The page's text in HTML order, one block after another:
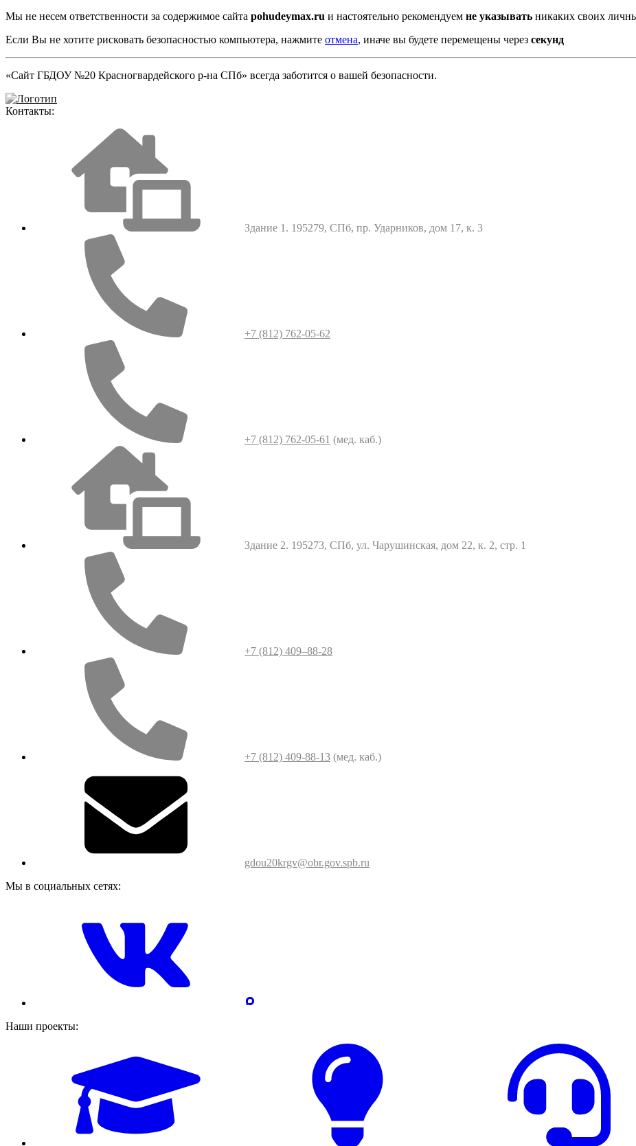
Мы не несем ответственности за содержимое сайта pohudeymax.ru и настоятельно рекомендуем не указывать никаких своих
Если Вы не хотите рисковать безопасностью компьютера, нажмите отмена, иначе вы будете перемещены через секунд
«Сайт ГБДОУ №20 Красногвардейского р-на СПб» всегда заботится о вашей безопасности.
Контакты:
Здание 1. 195279, СПб, пр. Ударников, дом 17, к. 3
+7 (812) 762-05-62
+7 (812) 762-05-61 (мед. каб.)
Здание 2. 195273, СПб, ул. Чарушинская, дом 22, к. 2, стр. 1
+7 (812) 409–88-28
+7 (812) 409-88-13 (мед. каб.)
gdou20krgv@obr.gov.spb.ru
Мы в социальных сетях:
Наши проекты: